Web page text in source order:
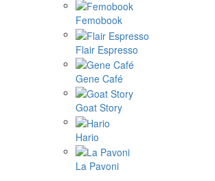
Femobook
Flair Espresso
Gene Café
Goat Story
Hario
La Pavoni